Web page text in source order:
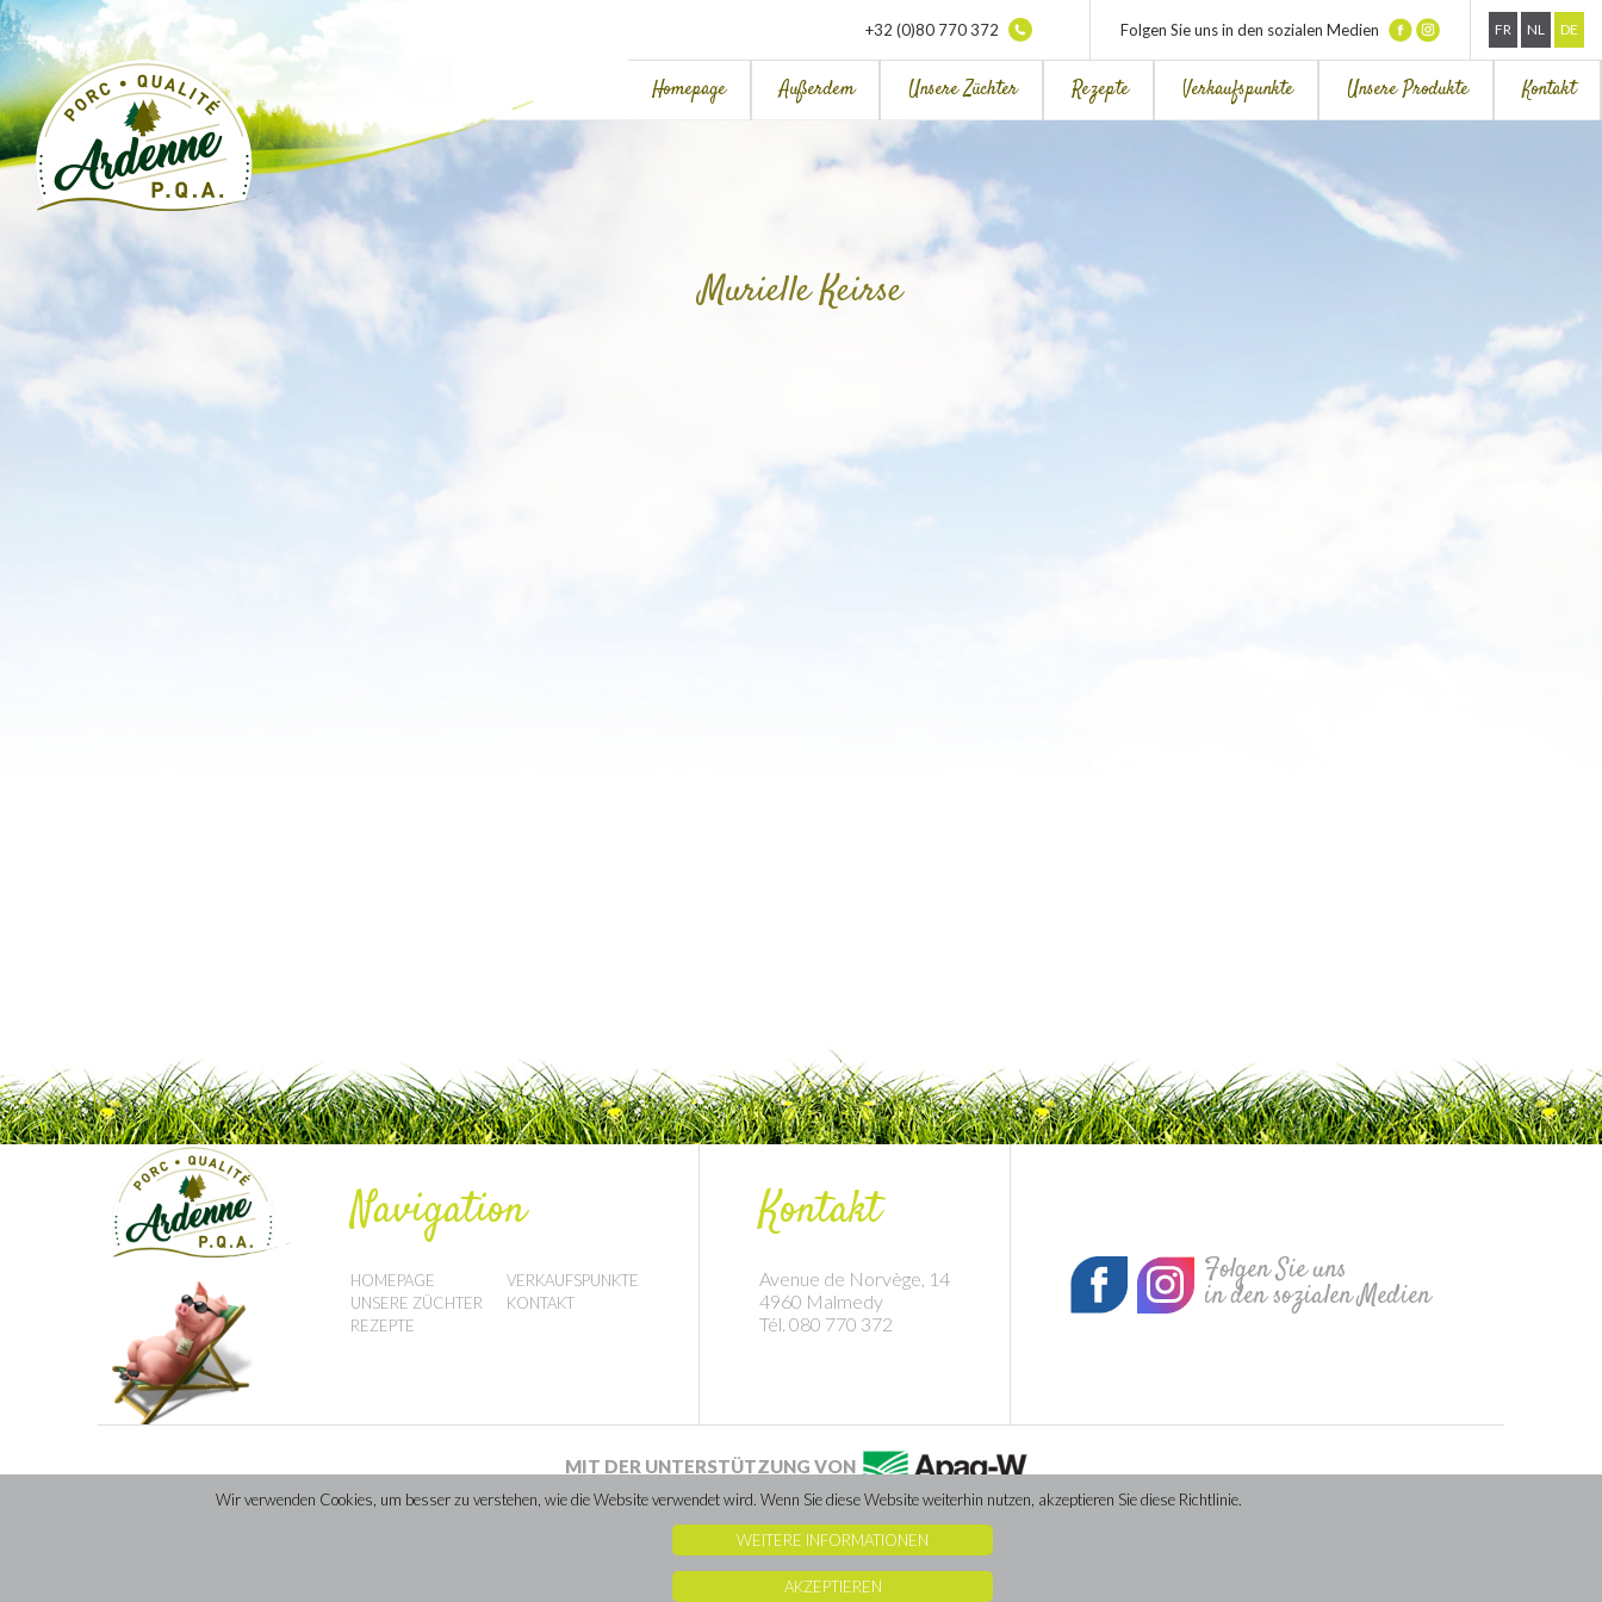
Wir verwenden Cookies, um besser zu verstehen, wie die Website verwendet wird. Wenn Sie diese Website weiterhin nutzen, akzeptieren Sie diese Richtlinie.
WEITERE INFORMATIONEN
AKZEPTIEREN
+32 (0)80 770 372 Folgen Sie uns in den sozialen Medien FR NL DE
Homepage Außerdem Unsere Züchter Rezepte Verkaufspunkte Unsere Produkte Kontakt
Murielle Keirse
Navigation
HOMEPAGE
UNSERE ZÜCHTER
REZEPTE
VERKAUFSPUNKTE
KONTAKT
Kontakt
Avenue de Norvège, 14
4960 Malmedy
Tél. 080 770 372
Folgen Sie uns
in den sozialen Medien
MIT DER UNTERSTÜTZUNG VON
Website erstellt von Caractere-advertising